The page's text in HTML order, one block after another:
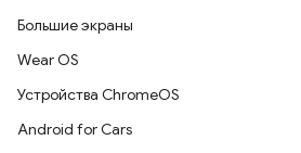
Большие экраны
Wear OS
Устройства ChromeOS
Android for Cars